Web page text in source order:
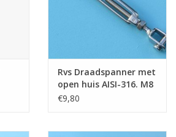
Rvs Draadspanner met
open huis AISI-316. M8
€9,80